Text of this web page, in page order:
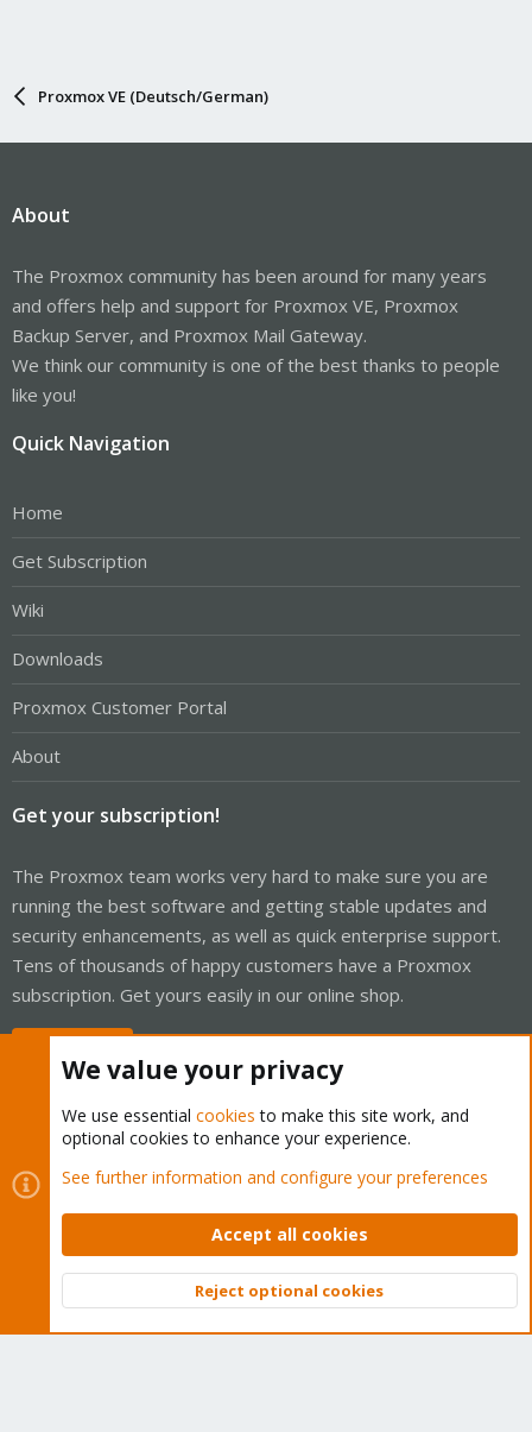
Proxmox VE (Deutsch/German)
About
The Proxmox community has been around for many years
and offers help and support for Proxmox VE, Proxmox
Backup Server, and Proxmox Mail Gateway.
We think our community is one of the best thanks to people
like you!
Quick Navigation
Home
Get Subscription
Wiki
Downloads
Proxmox Customer Portal
About
Get your subscription!
The Proxmox team works very hard to make sure you are
running the best software and getting stable updates and
security enhancements, as well as quick enterprise support.
Tens of thousands of happy customers have a Proxmox
subscription. Get yours easily in our online shop.
Cookies
Proxmox Support Forum - Light Mode
Contact us
Terms and rules Privacy policy Help Home
Community platform by XenForo © 2010-2026 XenForo Ltd.
Top
We value your privacy
We use essential cookies to make this site work, and
optional cookies to enhance your experience.
See further information and configure your preferences
Accept all cookies
Reject optional cookies